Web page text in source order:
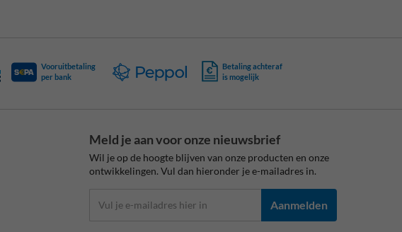
Vooruitbetaling
per bank
Betaling achteraf
is mogelijk
Meld je aan voor onze nieuwsbrief
Wil je op de hoogte blijven van onze producten en onze
ontwikkelingen. Vul dan hieronder je e-mailadres in.
Aanmelden